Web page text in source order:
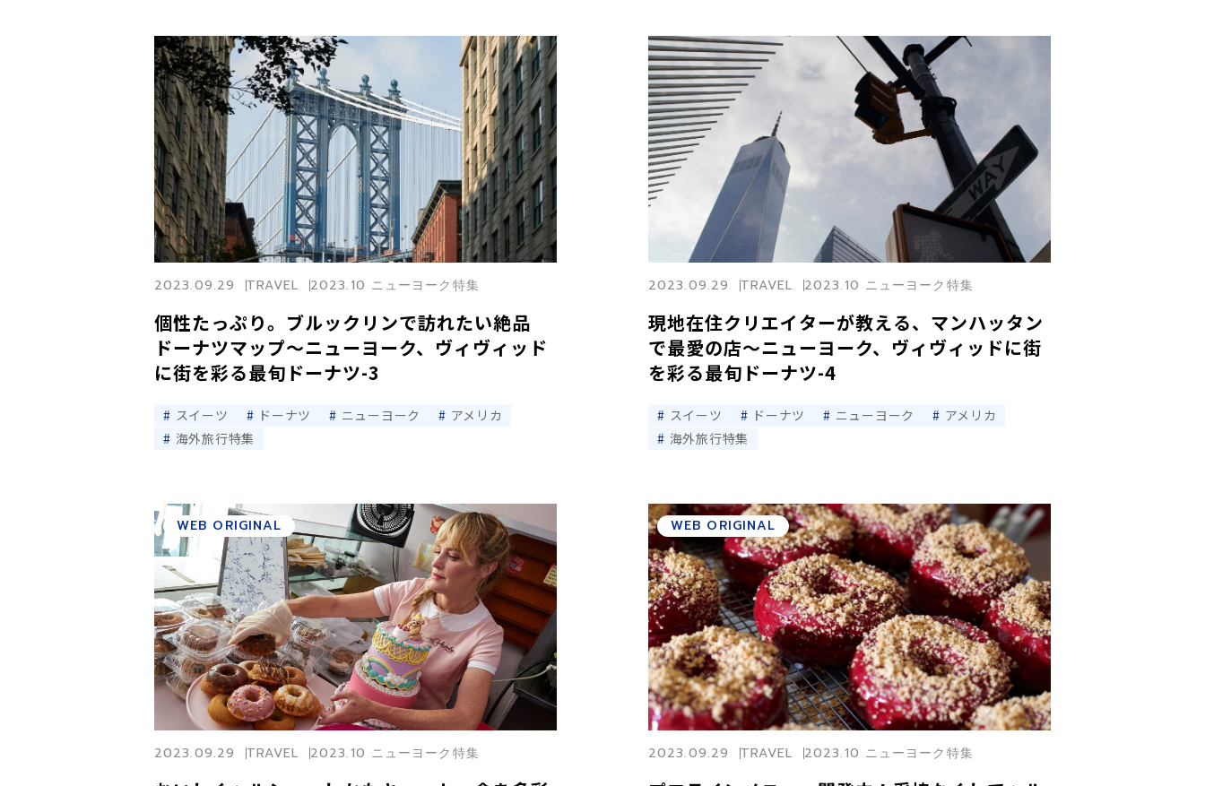
個性たっぷり。ブルックリンで訪れたい絶品
ドーナツマップ〜ニューヨーク、ヴィヴィッド
に街を彩る最旬ドーナツ-3
2023.09.29 TRAVEL 2023.10 ニューヨーク特集
スイーツ ドーナツ ニューヨーク
アメリカ
海外旅行特集
現地在住クリエイターが教える、マンハッタン
で最愛の店〜ニューヨーク、ヴィヴィッドに街
を彩る最旬ドーナツ-4
2023.09.29 TRAVEL 2023.10 ニューヨーク特集
スイーツ ドーナツ ニューヨーク
アメリカ
海外旅行特集
2023.09.29 TRAVEL 2023.10 ニューヨーク特集
WEB ORIGINAL
2023.09.29 TRAVEL 2023.10 ニューヨーク特集
WEB ORIGINAL